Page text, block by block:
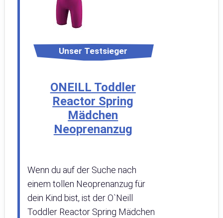
Unser Testsieger
ONEILL Toddler
Reactor Spring
Mädchen
Neoprenanzug
Wenn du auf der Suche nach
einem tollen Neoprenanzug für
dein Kind bist, ist der O`Neill
Toddler Reactor Spring Mädchen